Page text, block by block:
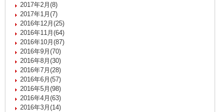
2017年2月(8)
2017年1月(7)
2016年12月(25)
2016年11月(64)
2016年10月(87)
2016年9月(70)
2016年8月(30)
2016年7月(28)
2016年6月(57)
2016年5月(98)
2016年4月(63)
2016年3月(14)